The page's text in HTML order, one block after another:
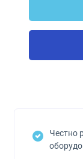
Честно